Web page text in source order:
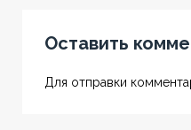
Оставить
Для отправки